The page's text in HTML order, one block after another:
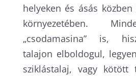
helyeken és ásás
környezetében.
„csodamasina” is,
talajon elboldogul,
sziklástalaj, vagy kötött